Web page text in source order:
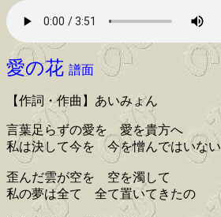
愛の花 譜面
【作詞・作曲】あいみょん
言葉足らずの愛を 愛を貴方へ
私は決して今を 今を憎んではいない
歪んだ雲が空を 空を濁して
私の夢は全て 全て置いてきたの